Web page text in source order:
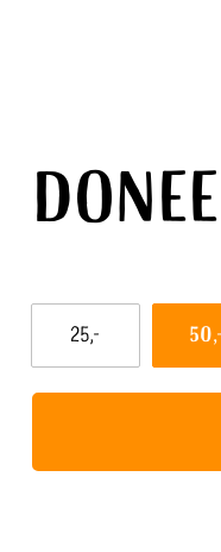
bedrag
wil
ik
25,- 50,-